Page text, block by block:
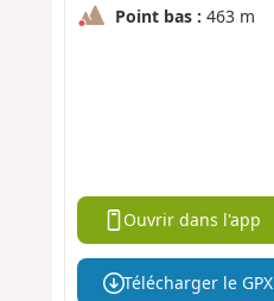
Point bas : 463 m
Ouvrir dans l'app
Télécharger le GPX